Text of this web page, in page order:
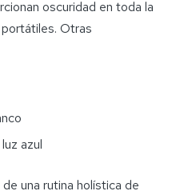
oscuridad en toda la
Otras
azul
una rutina holística de